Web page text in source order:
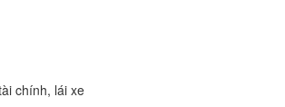
chính, lái xe